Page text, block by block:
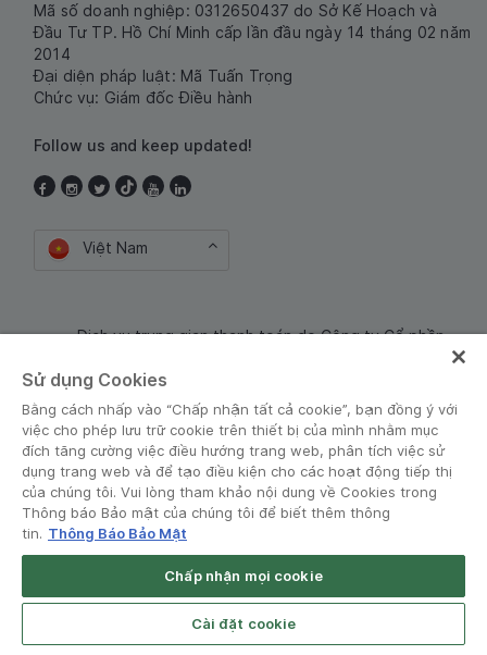
Mã số doanh nghiệp: 0312650437 do Sở Kế Hoạch và
Đầu Tư TP. Hồ Chí Minh cấp lần đầu ngày 14 tháng 02 năm
2014
Đại diện pháp luật: Mã Tuấn Trọng
Chức vụ: Giám đốc Điều hành
Follow us and keep updated!
Việt Nam
Dịch vụ trung gian thanh toán do Công ty Cổ phần
Điều khoản và Chính sách
© Grab 2010 - 2026
Grab Driver for Android Open App
Sử dụng Cookies
Bằng cách nhấp vào “Chấp nhận tất cả cookie”, bạn đồng ý với
việc cho phép lưu trữ cookie trên thiết bị của mình nhằm mục
đích tăng cường việc điều hướng trang web, phân tích việc sử
dụng trang web và để tạo điều kiện cho các hoạt động tiếp thị
của chúng tôi. Vui lòng tham khảo nội dung về Cookies trong
Thông báo Bảo mật của chúng tôi để biết thêm thông
tin. Thông Báo Bảo Mật
Chấp nhận mọi cookie
Cài đặt cookie